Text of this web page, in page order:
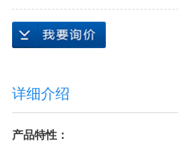
详细介绍
产品特性：